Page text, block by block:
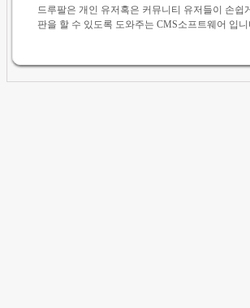
드루팔은 개인 유저혹은 커뮤니티 유저들이 손쉽
판을 할 수 있도록 도와주는 CMS소프트웨어 입니